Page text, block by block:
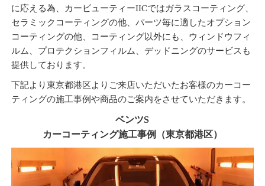
に応える為、カービューティーIICではガラスコーティング、
セラミックコーティングの他、パーツ毎に適したオプション
コーティングの他、コーティング以外にも、ウィンドウフィ
ルム、プロテクションフィルム、デッドニングのサービスも
提供しております。
下記より東京都港区よりご来店いただいたお客様のカーコー
ティングの施工事例や商品のご案内をさせていただきます。
ベンツS
カーコーティング施工事例（東京都港区）